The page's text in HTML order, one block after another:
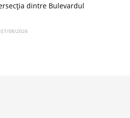
dintre Bulevardul
07/08/2026